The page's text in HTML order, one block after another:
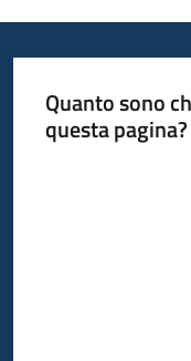
Quanto sono
questa pagina?